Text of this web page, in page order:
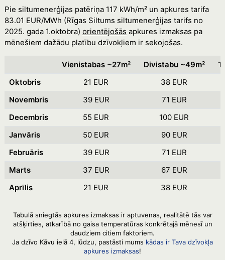
Pie siltumenerģijas patēriņa 117 kWh/m² un apkures tarifa
83.01 EUR/MWh (Rīgas Siltums siltumenerģijas tarifs no
2025. gada 1.oktobra) orientējošās apkures izmaksas pa
mēnešiem dažādu platību dzīvokļiem ir sekojošas.
Vienistabas ~27m² Divistabu ~49m²
Oktobris
21 EUR
38 EUR
Novembris
39 EUR
71 EUR
Decembris
55 EUR
100 EUR
Janvāris
50 EUR
90 EUR
Februāris
39 EUR
71 EUR
Marts
37 EUR
67 EUR
Aprīlis
21 EUR 38 EUR
Tabulā sniegtās apkures izmaksas ir aptuvenas, realitātē tās var
atšķirties, atkarībā no gaisa temperatūras konkrētajā mēnesī un
daudziem citiem faktoriem.
Ja dzīvo Kāvu ielā 4, lūdzu, pastāsti mums kādas ir Tava dzīvokļa
apkures izmaksas!